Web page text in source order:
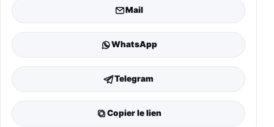
Mail
WhatsApp
Telegram
Copier le lien